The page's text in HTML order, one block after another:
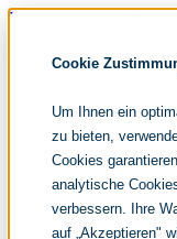
Cookie
Um Ihnen ein
zu bieten,
Cookies
analytische
verbessern. Ihre
auf „Akzeptieren"
Navigation überspringen
noventum
IT &
People & Culture
DE
EN